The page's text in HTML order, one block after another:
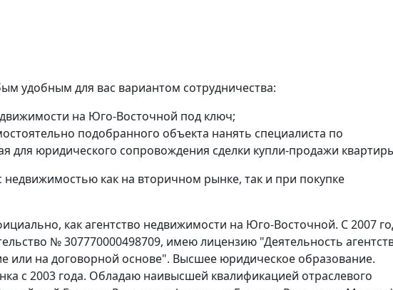
удобным для вас вариантом сотрудничества:
на Юго-Восточной под ключ;
подобранного объекта нанять специалиста по
для юридического сопровождения сделки купли-продажи
как на вторичном рынке, так и при покупке
как агентство недвижимости на Юго-Восточной. С 2007
№ 307770000498709, имею лицензию "Деятельность
или на договорной основе". Высшее юридическое образование.
с 2003 года. Обладаю наивысшей квалификацией отраслевого